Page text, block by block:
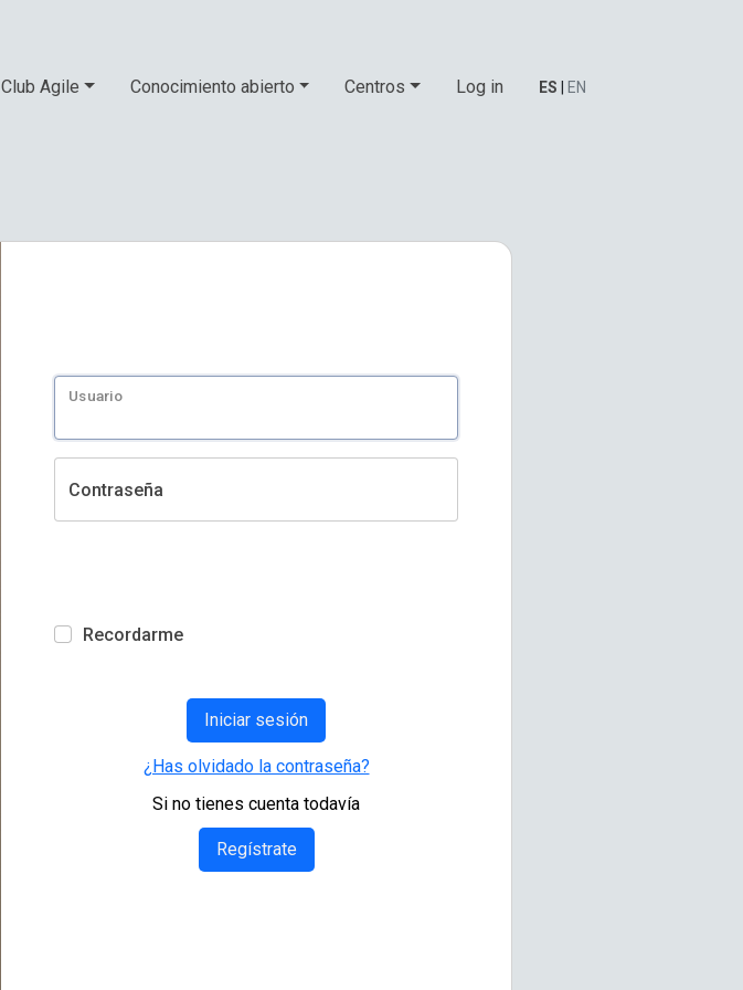
Club Agile Conocimiento abierto Centros Log in ES EN
Usuario
Contraseña
Recordarme
¿Has olvidado la contraseña?
Si no tienes cuenta todavía
Regístrate